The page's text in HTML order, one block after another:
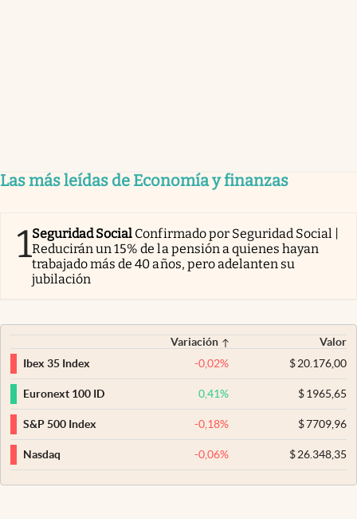
Las más leídas de Economía y finanzas
1Seguridad Social Confirmado por Seguridad Social |
Reducirán un 15% de la pensión a quienes hayan
trabajado más de 40 años, pero adelanten su
jubilación
Variación
Valor
Ibex 35 Index
-0,02% $20.176,00
Euronext 100 ID 0,41% $1965,65
S&P 500 Index -0,18% $7709,96
Nasdaq -0,06% $26.348,35